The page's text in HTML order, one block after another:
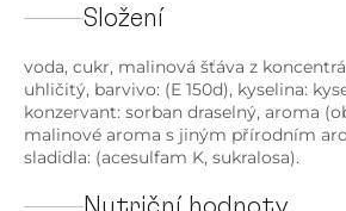
Složení
voda, cukr, malinová šťáva z
uhličitý, barvivo: (E 150d), kyselina:
konzervant: sorban draselný, aroma
malinové aroma s jiným přírodním
sladidla: (acesulfam K, sukralosa).